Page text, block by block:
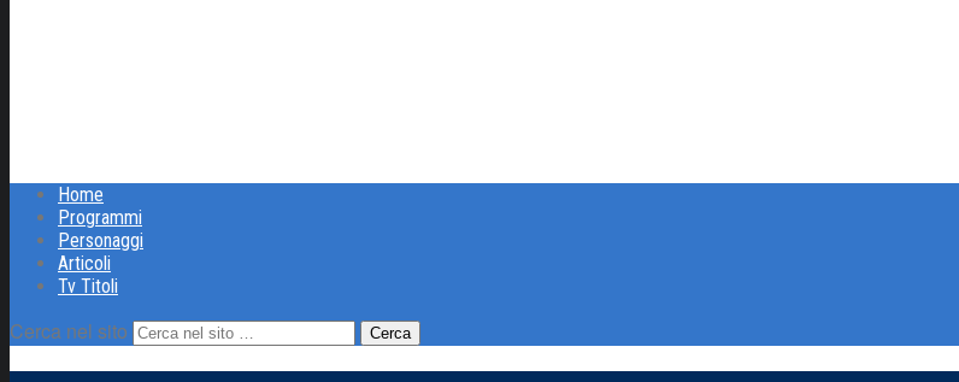
Home
Programmi
Personaggi
Articoli
Tv Titoli
Cerca nel sito